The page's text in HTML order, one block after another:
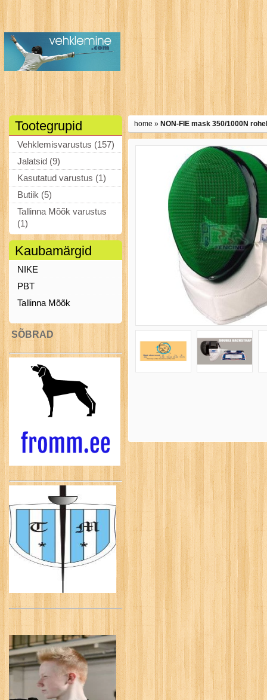
Tootegrupid
Vehklemisvarustus (157)
Jalatsid (9)
Kasutatud varustus (1)
Butiik (5)
Tallinna Mõõk varustus
(1)
Kaubamärgid
NIKE
PBT
Tallinna Mõõk
SÕBRAD
home » NON-FIE mask 350/1000N